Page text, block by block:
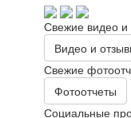
Свежие видео и
Видео и
Свежие
Фотоотчеты
Социальные